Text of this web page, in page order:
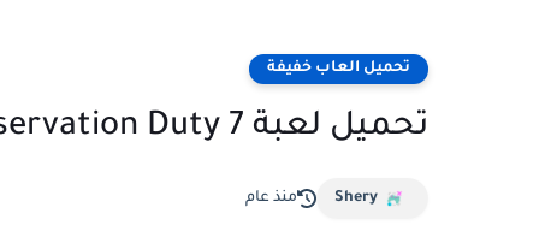
تحميل العاب خفيفة
تحميل لعبة I'm on Observation Duty 7 للكمبيوتر مضغوطة
Shery منذ عام